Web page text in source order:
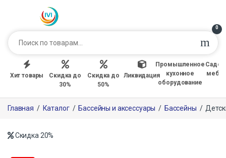
0
Хит товары
Скидка до
30%
Скидка до
50%
Ликвидация
Промышленное
кухонное
оборудование
Главная / Каталог / Бассейны и аксессуары / Бассейны /
Скидка 20%